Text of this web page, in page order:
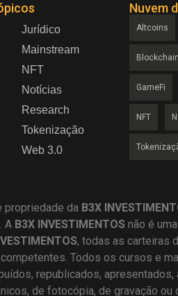
Jurídico
Mainstream
NFT
Notícias
Research
Tokenização
Web 3.0
Nuvem
Altcoins
Blockchain
GameFi
NFT
propriedade da B3X
. A B3X INVESTIMENTOS não é
, todas as carteiras
Todos os cursos e
republicados, apresentados,
de fotocópia, de gravação